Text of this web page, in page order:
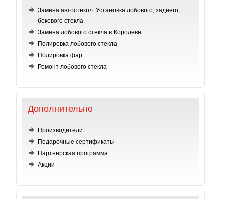
Замена автостекол. Установка лобового, заднего,
бокового стекла.
Замена лобового стекла в Королеве
Полировка лобового стекла
Полировка фар
Ремонт лобового стекла
Дополнительно
Производители
Подарочные сертификаты
Партнерская программа
Акции